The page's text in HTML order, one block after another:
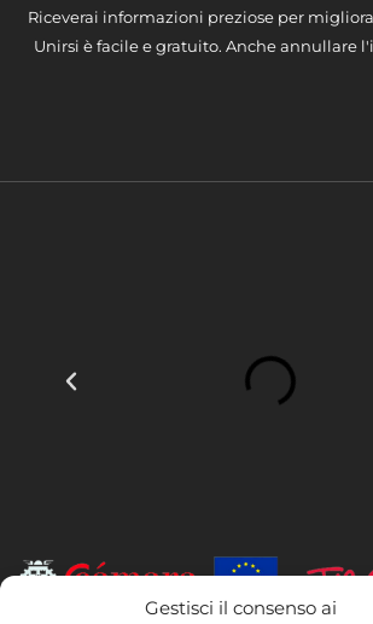
Gestisci il consenso ai
Riceverai informazioni preziose per
Unirsi è facile e gratuito. Anche annullare